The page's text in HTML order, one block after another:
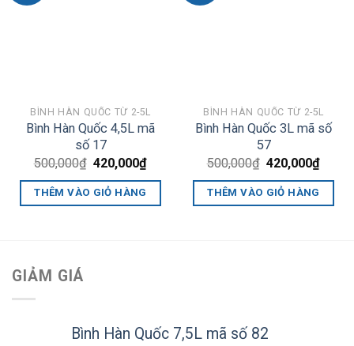
BÌNH HÀN QUỐC TỪ 2-5L
Bình Hàn Quốc 4,5L mã
số 17
500,000₫ Giá
là:
500,000₫.
420,000₫Giá
THÊM VÀO GIỎ HÀNG
BÌNH HÀN QUỐC TỪ 2-5L
Bình Hàn Quốc 3L mã số
57
500,000₫ Giá
là:
500,000₫.
420,000₫Giá
THÊM VÀO GIỎ HÀNG
GIẢM GIÁ
Bình Hàn Quốc 7,5L mã số 82